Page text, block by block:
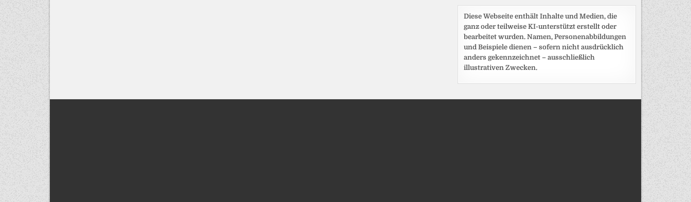
Diese Webseite enthält Inhalte und Medien, die
ganz oder teilweise KI-unterstützt erstellt oder
bearbeitet wurden. Namen, Personenabbildungen
und Beispiele dienen – sofern nicht ausdrücklich
anders gekennzeichnet – ausschließlich
illustrativen Zwecken.